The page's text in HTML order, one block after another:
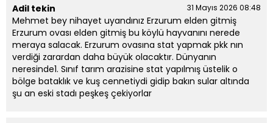
Adil tekin 31 Mayıs 2026 08:48
Mehmet bey nihayet uyandınız Erzurum elden gitmiş
Erzurum ovası elden gitmiş bu köylü hayvanını nerede
meraya salacak. Erzurum ovasına stat yapmak pkk nın
verdiği zarardan daha büyük olacaktır. Dünyanın
neresinde1. Sınıf tarım arazisine stat yapılmış üstelik o
bölge bataklık ve kuş cennetiydi gidip bakın sular altında
şu an eski stadı peşkeş çekiyorlar